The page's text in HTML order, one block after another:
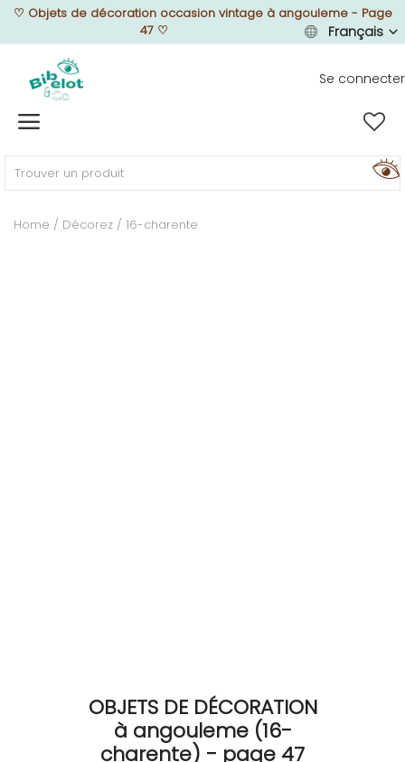
♡ Objets de décoration occasion vintage à angouleme - Page
47 ♡ Français
Se connecter
Home
MEUBLEZ
Home Décorez 16-charente
OBJETS DE DÉCORATION
à angouleme (16-
charente) - page 47